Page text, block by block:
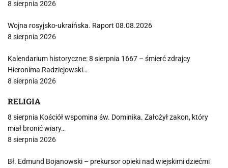
8 sierpnia 2026
Wojna rosyjsko-ukraińska. Raport 08.08.2026
8 sierpnia 2026
Kalendarium historyczne: 8 sierpnia 1667 – śmierć zdrajcy
Hieronima Radziejowski…
8 sierpnia 2026
RELIGIA
8 sierpnia Kościół wspomina św. Dominika. Założył zakon, który
miał bronić wiary…
8 sierpnia 2026
Bł. Edmund Bojanowski – prekursor opieki nad wiejskimi dziećmi